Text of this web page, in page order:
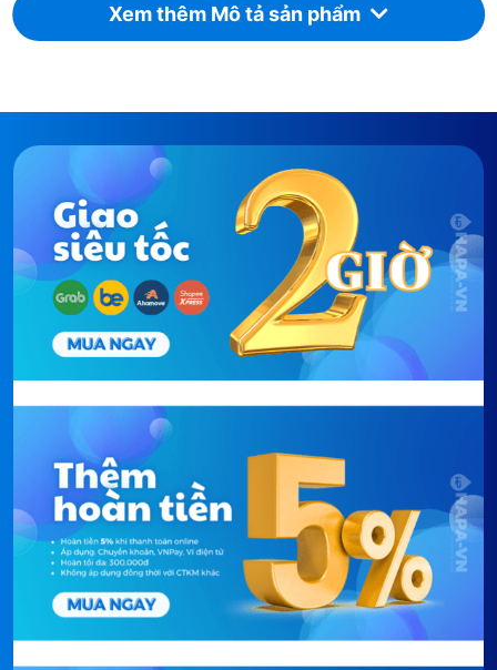
Nơi mua lõi lõi:
Lõi Lọc CATION 10 inch cao cấp
full models có bán đầy đủ tại
HAPA trên các sàn TMĐT.
Xem thêm Mô tả sản phẩm